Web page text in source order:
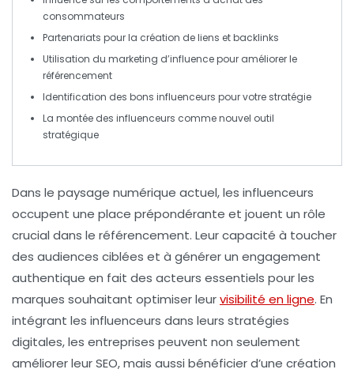
consommateurs
Partenariats pour la création de liens etbacklinks
Utilisation du marketing d’influencepour améliorer le
référencement
Identification des bons influenceurs pour votre stratégie
La montée des influenceurs comme nouvel outil
stratégique
Dans le paysage numérique actuel,les influenceurs
occupent une place prépondérante et jouent un rôle
crucial dans le référencement. Leur capacité à toucher
des audiences ciblées et à générer un engagement
authentique en fait des acteurs essentiels pour les
marques souhaitant optimiser leurvisibilité en ligne. En
intégrant les influenceurs dans leurs stratégies
digitales, les entreprises peuvent non seulement
améliorer leurSEO, mais aussi bénéficier d’une création